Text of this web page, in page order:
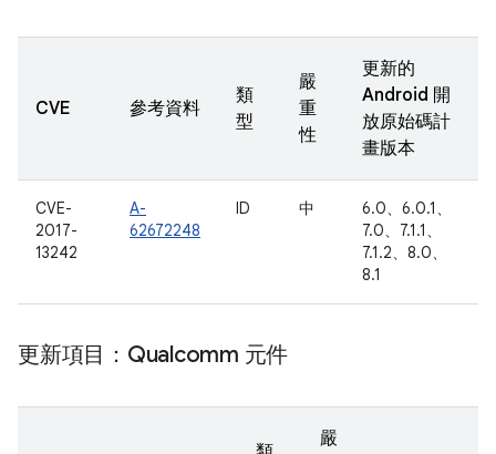
CVE 參考資料
類
型
嚴
重
性
更新的
Android 開
放原始碼計
畫版本
CVE-
2017-
13242
A-
62672248
ID 中
6.0、6.0.1、
7.0、7.1.1、
7.1.2、8.0、
8.1
更新項目：Qualcomm 元件
嚴